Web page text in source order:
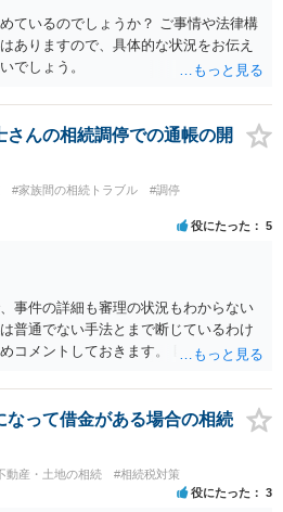
ているのでしょうか？ ご事情や法律構
ありますので、具体的な状況をお伝え
でしょう。
さんの相続調停での通帳の開
#家族間の相続トラブル
#調停
役にたった 5
事件の詳細も審理の状況もわからない
普通でない手法とまで断じているわけ
コメントしておきます。 匿名の弁護士
ますし、その場合には結局出さなけれ
、後に虚偽主張をしたと指摘されるリ
を提出したことが事件処理として不適
イナスを与えたということまではいえ
ミュニケーション含む微妙な問題であ
しづらい問題であるということはご理
なって借金がある場合の相続
動産・土地の相続 #相続税対策
役にたった 3